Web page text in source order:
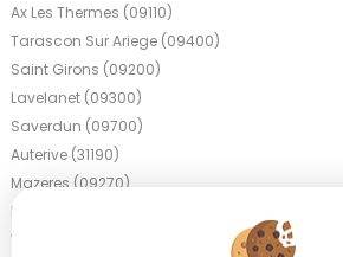
Ax Les Thermes (09110)
Tarascon Sur Ariege (09400)
Saint Girons (09200)
Lavelanet (09300)
Saverdun (09700)
Auterive (31190)
Mazeres (09270)
La Bastide De Serou (09240)
Varilhes (09120)